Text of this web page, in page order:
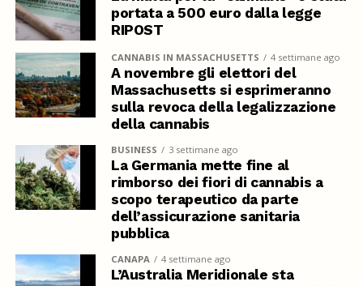
portata a 500 euro dalla legge
RIPOST
CANNABIS IN MASSACHUSETTS 4 settimane ago
A novembre gli elettori del
Massachusetts si esprimeranno
sulla revoca della legalizzazione
della cannabis
BUSINESS 3 settimane ago
La Germania mette fine al
rimborso dei fiori di cannabis a
scopo terapeutico da parte
dell’assicurazione sanitaria
pubblica
CANAPA 4 settimane ago
L’Australia Meridionale sta